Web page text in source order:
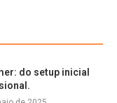
do setup inicial